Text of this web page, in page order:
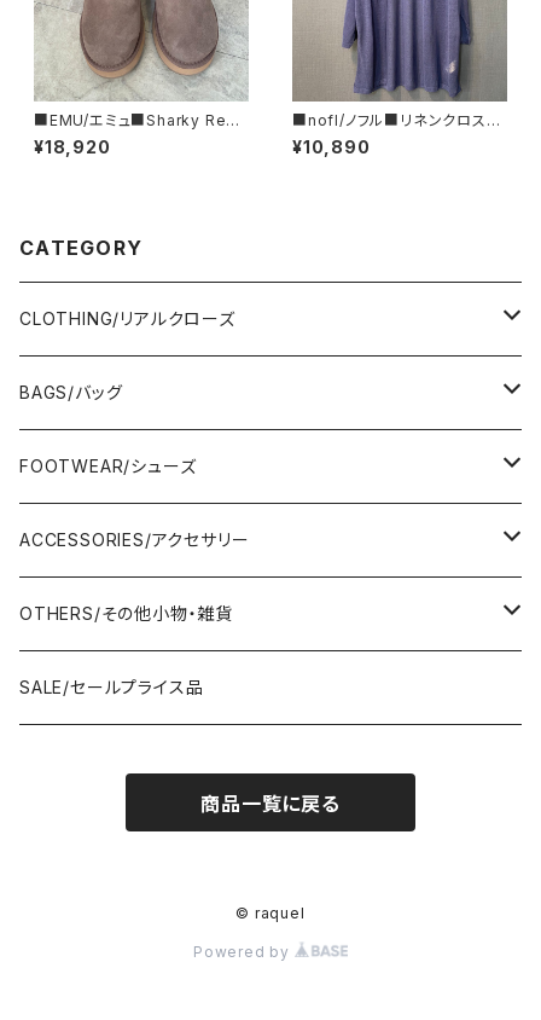
■EMU/エミュ■Sharky Reef
■JAPAN LIMITEDムートンシ
ューズ
¥18,920
■nofl/ノフル■リネンクロス・
ショートカーディガン■ブルー
¥10,890
CATEGORY
CLOTHING/リアルクローズ
TOPS/トップス
Adonisis/アドニシス
AMERICANA/アメリカーナ
IN-PROCESS Tokyo/インプロセストーキョー
BOTOMS/ボトム
Adonisis/アドニシス
amherst/アムハースト
FANTASTICDAYS/ファンタステックデイズ
Le Melange/ル・メランジュ
ONE-PIECE/ワンピース
anana/アナナ
J.Sloane/ジェイスロアン
OUTER/アウター
anana/アナナ
BAGS/バッグ
HAND BAG/ハンドバッグ
mononogu/もののぐ
IMPORT/インポート
SHOULDER BAG/ショルダーバッグ
mononogu/もののぐ
IMPORT/インポート
TOTE BAG/トートバッグ
mononogu/もののぐ
OTHERS/その他
IMPORT/インポート
FOOTWEAR/シューズ
PUMPS/パンプス
コツコツ
IMPORT/インポート
SANDAL/サンダル
コツコツ
BOOTS/ブーツ
IMPORT/インポート
2STAR/ツースター
OTHERS/その他
ACCESSORIES/アクセサリー
EARRINGS/イヤリング
RING/指輪
NECKLACE/ネックレス
OTHERS/その他小物・雑貨
BELT/ベルト
WALLET/財布
SALE/セールプライス品
商品一覧に戻る
© raquel
Powered by